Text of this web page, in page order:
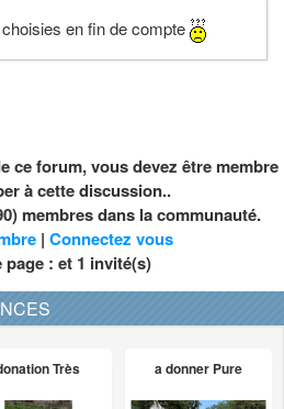
en fin de compte
ce forum, vous devez être membre
à cette discussion..
membres dans la communauté.
| Connectez vous
page : et 1 invité(s)
Très a donner Pure